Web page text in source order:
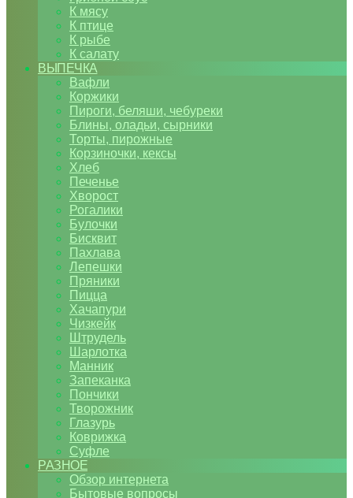
К мясу
К птице
К рыбе
К салату
ВЫПЕЧКА
Вафли
Коржики
Пироги, беляши, чебуреки
Блины, оладьи, сырники
Торты, пирожные
Корзиночки, кексы
Хлеб
Печенье
Хворост
Рогалики
Булочки
Бисквит
Пахлава
Лепешки
Пряники
Пицца
Хачапури
Чизкейк
Штрудель
Шарлотка
Манник
Запеканка
Пончики
Творожник
Глазурь
Коврижка
Суфле
РАЗНОЕ
Обзор интернета
Бытовые вопросы